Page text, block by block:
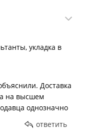
укладка в
Доставка
на высшем
однозначно
ответить